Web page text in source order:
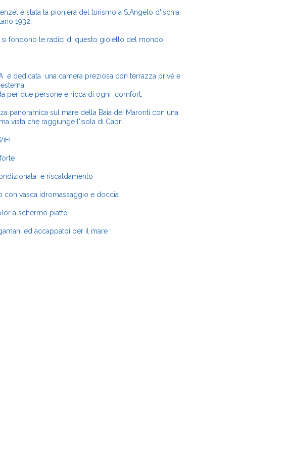
è stata la pioniera del turismo a S.Angelo d'Ischia
1932.
si fondono le radici di questo gioiello del mondo.
è dedicata una camera preziosa con terrazza privé e
.
per due persone e ricca di ogni comfort:
panoramica sul mare della Baia dei Maronti con una
vista che raggiunge l'isola di Capri
e riscaldamento
con vasca idromassaggio e doccia
a schermo piatto
ed accappatoi per il mare